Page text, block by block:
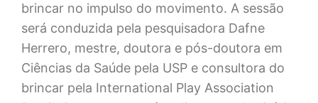
brincar no impulso do movimento. A sessão
será conduzida pela pesquisadora Dafne
Herrero, mestre, doutora e pós-doutora em
Ciências da Saúde pela USP e consultora do
brincar pela International Play Association